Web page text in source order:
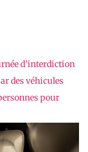
d’interdiction
des véhicules
pour